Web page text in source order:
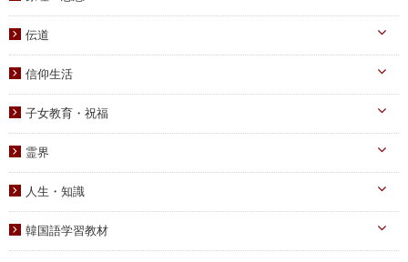
信仰入門
祈祷文集
宣布・講演
自叙伝関連
統一思想
勝共理論
伝道
原理講義
統一運動
ブックレット
信仰生活
学習教材
祝福・伝統
信仰の証し・教会史
子女教育・祝福
小学生向け
中高生向け
青年向け
霊界
霊界メッセージ
人生・知識
家庭
韓国語学習教材